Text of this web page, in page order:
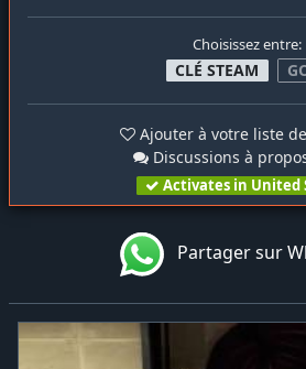
Choisissez entre:
CLÉ STEAM
Ajouter à votre liste
Discussions à
Activates in United
Partager sur